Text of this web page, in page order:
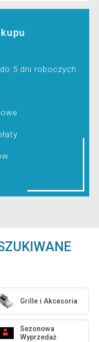
5 dni roboczych
Grille i Akcesoria
Sezonowa
Wyprzedaż